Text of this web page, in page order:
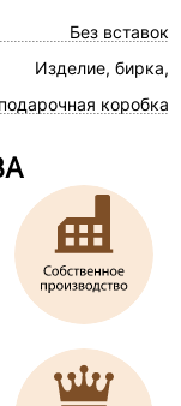
Без вставок
Изделие, бирка,
подарочная коробка